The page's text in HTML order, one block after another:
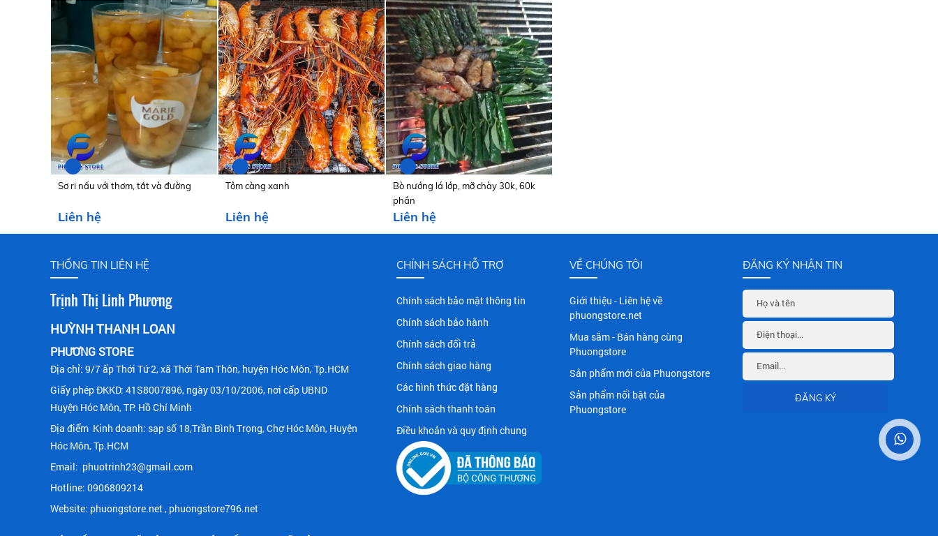
Sơ ri nấu với thơm, tắt và đường
Liên hệ
Tôm càng xanh
Liên hệ
Bò nướng lá lớp, mỡ chày 30k, 60k
phần
Liên hệ
THỐNG TIN LIÊN HỆ
Trịnh Thị Linh Phương
HUỲNH THANH LOAN
PHƯƠNG STORE
Địa chỉ: 9/7 ấp Thới Tứ 2, xã Thới Tam Thôn, huyện Hóc Môn, Tp.HCM
Giấy phép ĐKKD: 41S8007896, ngày 03/10/2006, nơi cấp UBND
Huyện Hóc Môn, TP. Hồ Chí Minh
Địa điểm Kinh doanh: sạp số 18,Trần Bình Trọng, Chợ Hóc Môn, Huyện
Hóc Môn, Tp.HCM
Email: phuotrinh23@gmail.com
Hotline: 0906809214
Website: phuongstore.net , phuongstore796.net
CHÍNH SÁCH HỖ TRỢ
Chính sách bảo mật thông tin
Chính sách bảo hành
Chính sách đổi trả
Chính sách giao hàng
Các hình thức đặt hàng
Chính sách thanh toán
Điều khoản và quy định chung
VỀ CHÚNG TÔI
Giới thiệu - Liên hệ về
phuongstore.net
Mua sắm - Bán hàng cùng
Phuongstore
Sản phẩm mới của Phuongstore
Sản phẩm nổi bật của
Phuongstore
ĐĂNG KÝ NHẬN TIN